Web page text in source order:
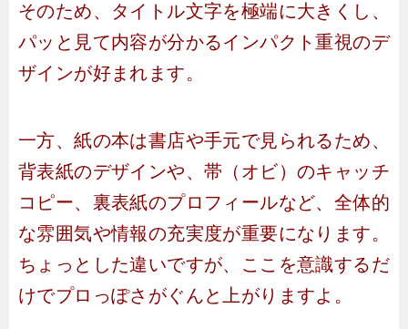
そのため、タイトル文字を極端に大きくし、
パッと見て内容が分かるインパクト重視のデ
ザインが好まれます。
一方、紙の本は書店や手元で見られるため、
背表紙のデザインや、帯（オビ）のキャッチ
コピー、裏表紙のプロフィールなど、全体的
な雰囲気や情報の充実度が重要になります。
ちょっとした違いですが、ここを意識するだ
けでプロっぽさがぐんと上がりますよ。